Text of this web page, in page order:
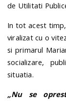
de Utilitati
In tot acest
viralizat cu o
si primarul
socializare,
situatia.
„Nu se